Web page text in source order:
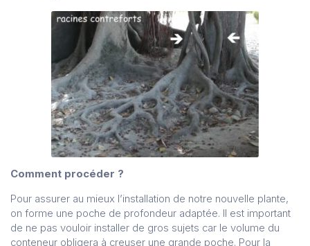
Comment procéder ?
Pour assurer au mieux l’installation de notre nouvelle plante,
on forme une poche de profondeur adaptée. Il est important
de ne pas vouloir installer de gros sujets car le volume du
conteneur obligera à creuser une grande poche. Pour la